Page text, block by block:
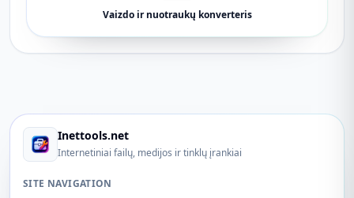
Vaizdo ir nuotraukų konverteris
Inettools.net
Internetiniai failų, medijos ir tinklų įrankiai
SITE NAVIGATION